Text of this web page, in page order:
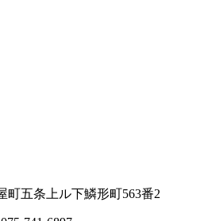
町五条上ル下鱗形町563番2